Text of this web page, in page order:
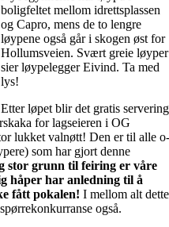
boligfeltet mellom idrettsplassen
og Capro, mens de to lengre
løypene også går i skogen øst for
Hollumsveien. Svært greie løyper
sier løypelegger Eivind. Ta med
lys!
Etter løpet blir det gratis servering
for lagseieren i OG
lukket valnøtt! Den er til alle o-
som har gjort denne
stor grunn til feiring er våre
håper har anledning til å
fått pokalen! I mellom alt dette
også.